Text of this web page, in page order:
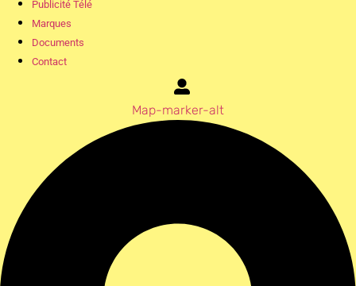
Publicité Télé
Marques
Documents
Contact
Map-marker-alt